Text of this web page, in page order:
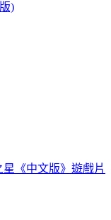
)
《中文版》遊戲片